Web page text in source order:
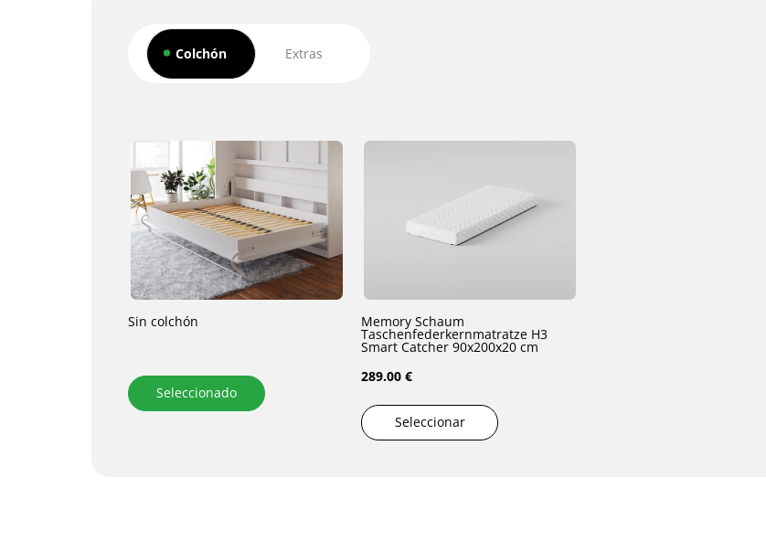
Colchón Extras
Sin colchón
Seleccionado
Memory Schaum
Taschenfederkernmatratze H3
Smart Catcher 90x200x20 cm
289.00 €
Seleccionar